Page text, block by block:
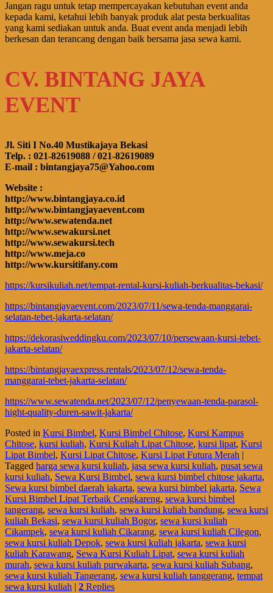
Jangan ragu untuk tetap mempercayakan kebutuhan event anda
kepada kami, ketahui lebih banyak produk alat pesta berkualitas
yang kami sediakan untuk anda. Buat event anda menjadi lebih
berkesan dan terancang dengan baik bersama jasa sewa kami.
CV. BINTANG JAYA
EVENT
Jl. Siti I No.40 Mustikajaya Bekasi
Telp. : 021-82619088 / 021-82619089
E-mail : bintangjaya75@Yahoo.com
Website :
http://www.bintangjaya.co.id
http://www.bintangjayaevent.com
http://www.sewatenda.net
http://www.sewakursi.net
http://www.sewakursi.tech
http://www.meja.co
http://www.kursitifany.com
https://kursikuliah.net/tempat-rental-kursi-kuliah-berkualitas-bekasi/
https://bintangjayaevent.com/2023/07/11/sewa-tenda-manggarai-
selatan-tebet-jakarta-selatan/
https://dekorasiweddingku.com/2023/07/10/persewaan-kursi-tebet-
jakarta-selatan/
https://bintangjayaexpress.rentals/2023/07/12/sewa-tenda-
manggarai-tebet-jakarta-selatan/
https://www.sewatenda.net/2023/07/12/penyewaan-tenda-parasol-
hight-quality-duren-sawit-jakarta/
Posted in Kursi Bimbel, Kursi Bimbel Chitose, Kursi Kampus
Chitose, kursi kuliah, Kursi Kuliah Lipat Chitose, kursi lipat, Kursi
Lipat Bimbel, Kursi Lipat Chitose, Kursi Lipat Futura Merah |
Tagged harga sewa kursi kuliah, jasa sewa kursi kuliah, pusat sewa
kursi kuliah, Sewa Kursi Bimbel, sewa kursi bimbel chitose jakarta,
Sewa kursi bimbel daerah jakarta, sewa kursi bimbel jakarta, Sewa
Kursi Bimbel Lipat Terbaik Cengkareng, sewa kursi bimbel
tangerang, sewa kursi kuliah, sewa kursi kuliah bandung, sewa kursi
kuliah Bekasi, sewa kursi kuliah Bogor, sewa kursi kuliah
Cikampek, sewa kursi kuliah Cikarang, sewa kursi kuliah Cilegon,
sewa kursi kuliah Depok, sewa kursi kuliah jakarta, sewa kursi
kuliah Karawang, Sewa Kursi Kuliah Lipat, sewa kursi kuliah
murah, sewa kursi kuliah purwakarta, sewa kursi kuliah Subang,
sewa kursi kuliah Tangerang, sewa kursi kuliah tanggerang, tempat
sewa kursi kuliah | 2 Replies